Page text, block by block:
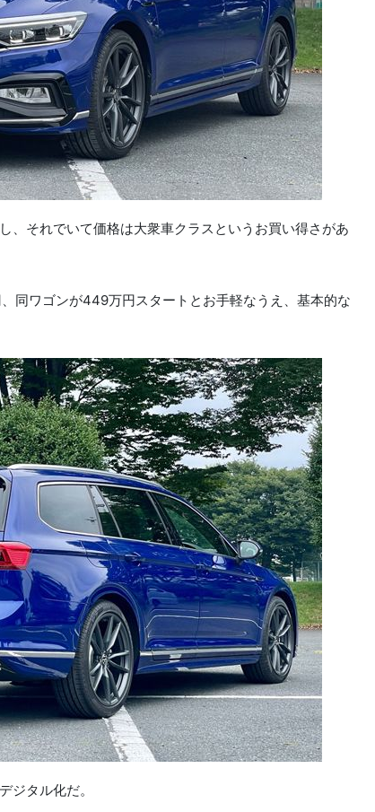
それでいて価格は大衆車クラスというお買い得さがあ
ワゴンが449万円スタートとお手軽なうえ、基本的な
タル化だ。